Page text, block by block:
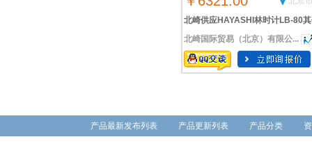
北崎供应HAYASHI林时计LB-80
过滤器
北崎国际贸易（北京）有限公...
产品最新发布列表 产品更新列表 产品分类